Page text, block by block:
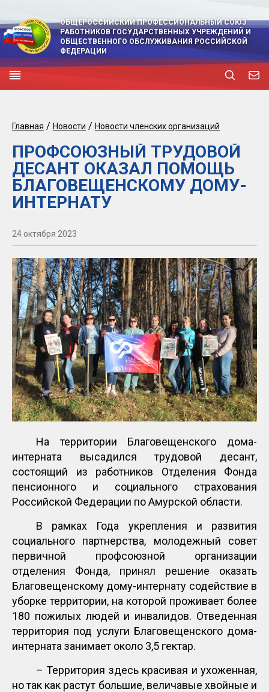
ОБЩЕРОССИЙСКИЙ ПРОФЕССИОНАЛЬНЫЙ СОЮЗ
РАБОТНИКОВ ГОСУДАРСТВЕННЫХ УЧРЕЖДЕНИЙ И
ОБЩЕСТВЕННОГО ОБСЛУЖИВАНИЯ РОССИЙСКОЙ
ФЕДЕРАЦИИ
Главная / Новости / Новости членских организаций
ПРОФСОЮЗНЫЙ ТРУДОВОЙ
ДЕСАНТ ОКАЗАЛ ПОМОЩЬ
БЛАГОВЕЩЕНСКОМУ ДОМУ-
ИНТЕРНАТУ
24 октября 2023
На территории Благовещенского дома-
интерната высадился трудовой десант,
состоящий из работников Отделения Фонда
пенсионного и социального страхования
Российской Федерации по Амурской области.
В рамках Года укрепления и развития
социального партнерства, молодежный совет
первичной профсоюзной организации
отделения Фонда, принял решение оказать
Благовещенскому дому-интернату содействие в
уборке территории, на которой проживает более
180 пожилых людей и инвалидов. Отведенная
территория под услуги Благовещенского дома-
интерната занимает около 3,5 гектар.
– Территория здесь красивая и ухоженная,
но так как растут большие, величавые хвойные и